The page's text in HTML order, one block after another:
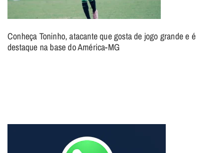
Conheça Toninho, atacante que gosta de jogo grande e é
destaque na base do América-MG